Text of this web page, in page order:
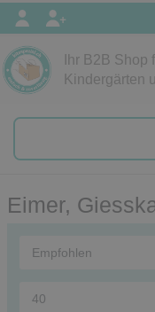
Ihr B2B
Kindergärten
Papeterie
Eimer,